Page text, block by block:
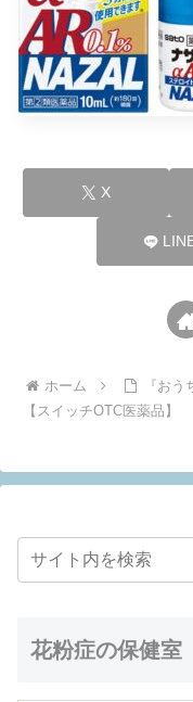
X
ホーム
『お
【スイッチOTC医薬品】
花粉症の保健室